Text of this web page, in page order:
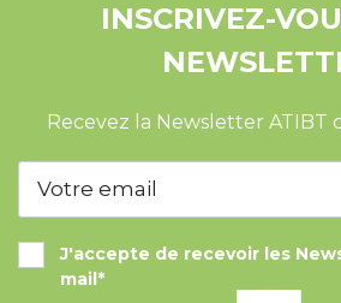
INSCRIVEZ-
Recevez la Newsletter ATIBT
J'accepte de recevoir les
mail*